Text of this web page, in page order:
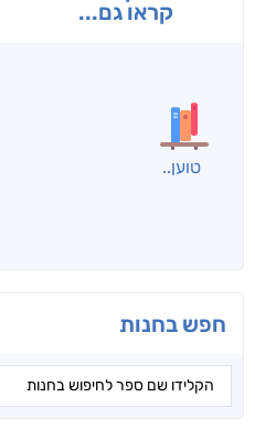
חני שאטן
אנשים שקראו את זה